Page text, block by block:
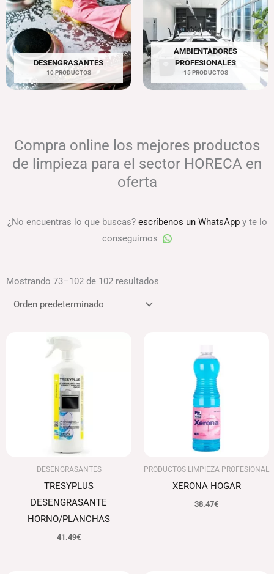
DESENGRASANTES
10 PRODUCTOS
AMBIENTADORES
PROFESIONALES
15 PRODUCTOS
Compra online los mejores productos
de limpieza para el sector HORECA en
oferta
¿No encuentras lo que buscas? escríbenos un WhatsAppy te lo
conseguimos
Mostrando 73–102 de 102 resultados
DESENGRASANTES
TRESYPLUS
DESENGRASANTE
HORNO/PLANCHAS
41.49€
PRODUCTOS LIMPIEZA PROFESIONAL
XERONA HOGAR
38.47€